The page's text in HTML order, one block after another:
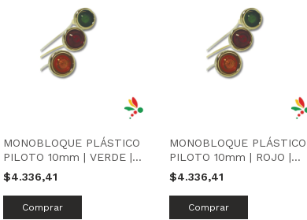
MONOBLOQUE PLÁSTICO
PILOTO 10mm | VERDE |
TBCIN
$4.336,41
MONOBLOQUE PLÁSTICO
PILOTO 10mm | ROJO |
TBCIN
$4.336,41